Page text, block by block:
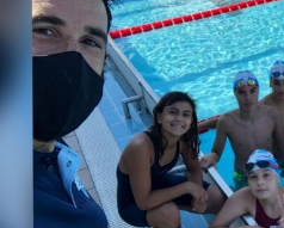
en
«Campeonato
Autonómico